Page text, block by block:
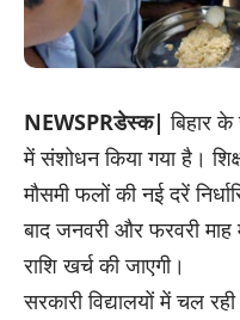
NEWSPRडेस्क| बिहार
में संशोधन किया गया है।
मौसमी फलों की नई दरें
बाद जनवरी और फरवरी
राशि खर्च की जाएगी।
सरकारी विद्यालयों में चल